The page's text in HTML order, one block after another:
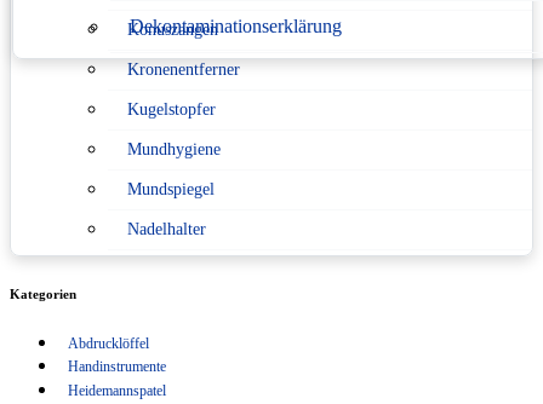
Dekontaminationserklärung
Konformitätserklärung nach Medizinprodukterecht
Verpackungsverordnung
Konuszangen
Kronenentferner
Kugelstopfer
Mundhygiene
Mundspiegel
Nadelhalter
Scheren
Schlüsselanhänger
Kategorien
Abdrucklöffel
Handinstrumente
Heidemannspatel